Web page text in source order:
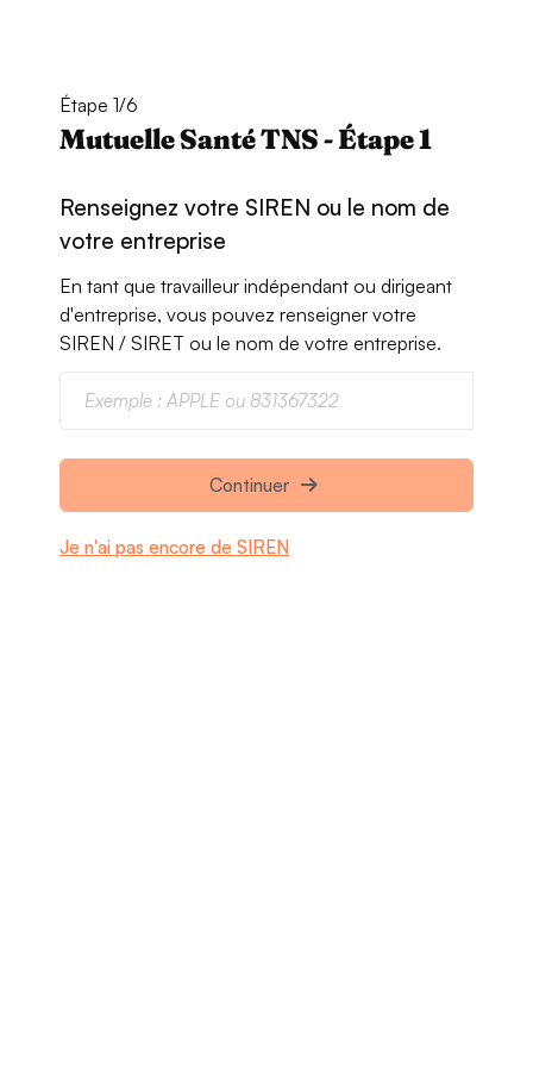
Étape 1/6
Mutuelle Santé TNS - Étape 1
Renseignez votre SIREN ou le nom de
votre entreprise
En tant que travailleur indépendant ou dirigeant
d'entreprise, vous pouvez renseigner votre
SIREN / SIRET ou le nom de votre entreprise.
Continuer
Je n'ai pas encore de SIREN